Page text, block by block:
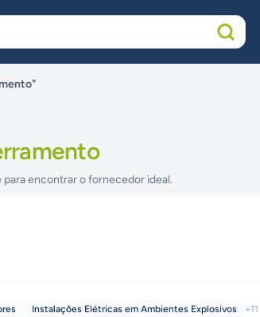
encontrar o fornecedor ideal.
Instalações Elétricas em Ambientes Explosivos +11